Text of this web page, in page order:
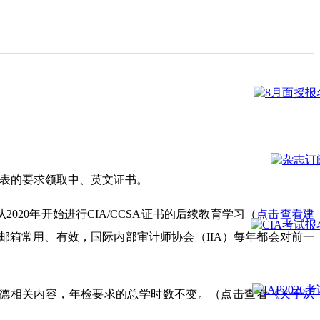
的要求领取中、英文证书。
2020年开始进行CIA/CCSA证书的后续教育学习（ 点击查看建
箱常用、有效，国际内部审计师协会（IIA）每年都会对前一
相关内容，年检要求的总学时数不变。（点击查看《关于从